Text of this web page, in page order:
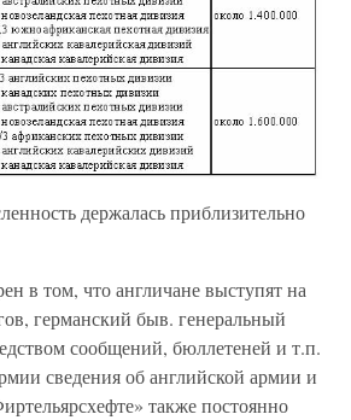
держалась приблизительно
в том, что англичане выступят на
германский быв. генеральный
сообщений, бюллетеней и т.п.
сведения об английской армии и
также постоянно